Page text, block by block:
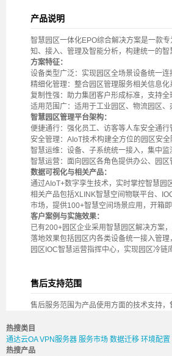
产品说明
智慧园区一体化EPO综合解决方案是一款
知、接入、管理及智能分析，构建统一的
方案特征：
设备类型广泛：实现园区全场景设备统一
精细化管理：整合园区管理服务相关信息
复制性强：助力集团客户形成标准，支持
适用范围广：适用于工业园区、物流园区
智慧园区管理平台架构：
便捷通行：强化员工、访客等人车安全通行
安全管理：AIoT技术构建全方位的园区安
智慧运维：设备、子系统统一接入，集中
智慧运营：面向园区各角色提供办公、园
数据可视化与相关产品：
通过AIoT+数字孪生技术，实时掌控智慧园
相关产品包括XLINK智慧空间物联平台、
市场，提供100+智慧空间场景应用，开箱即
客户案例与实施效果：
已有200+园区企业采用智慧园区解决方案
落地效果包括园区内各类设备统一接入管
园区IOC智慧运营指挥中心，实现园区冷
售后支持范围
售后服务范围为产品使用方面的技术支持
热搜类目
通达云OA VPN服务器 服务市场 数据迁移 环境配置
热搜产品